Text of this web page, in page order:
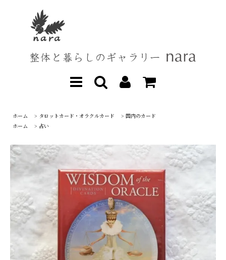
ホーム > タロットカード・オラクルカード > 国内のカード
ホーム
> 占い